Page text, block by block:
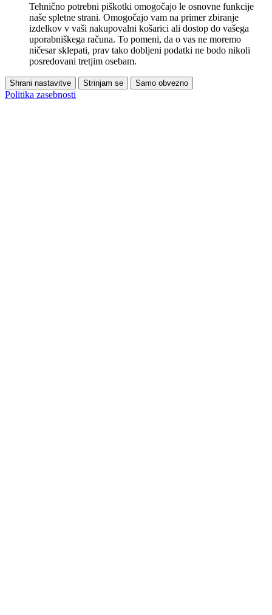
Tehnično potrebni piškotki omogočajo le osnovne funkcije
naše spletne strani. Omogočajo vam na primer zbiranje
izdelkov v vaši nakupovalni košarici ali dostop do vašega
uporabniškega računa. To pomeni, da o vas ne moremo
ničesar sklepati, prav tako dobljeni podatki ne bodo nikoli
posredovani tretjim osebam.
Shrani nastavitve Strinjam se Samo obvezno
Politika zasebnosti